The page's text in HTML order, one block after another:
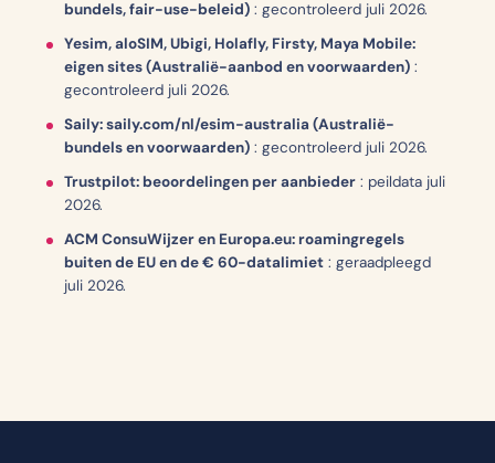
bundels, fair-use-beleid) : gecontroleerd juli 2026.
Yesim, aloSIM, Ubigi, Holafly, Firsty, Maya Mobile:
eigen sites (Australië-aanbod en voorwaarden) :
gecontroleerd juli 2026.
Saily: saily.com/nl/esim-australia (Australië-
bundels en voorwaarden) : gecontroleerd juli 2026.
Trustpilot: beoordelingen per aanbieder : peildata juli
2026.
ACM ConsuWijzer en Europa.eu: roamingregels
buiten de EU en de € 60-datalimiet : geraadpleegd
juli 2026.